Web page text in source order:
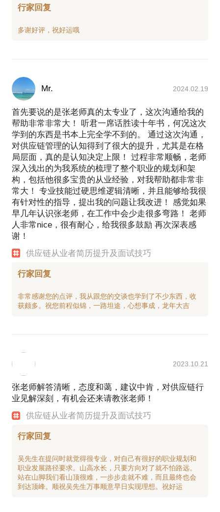
行家回复
Mr. 2024.02.19
首先要说的是张老师真的太专业了，这次沟通给我的
帮助非常非常大！ 听君一席话胜读十年书，何况这次
学到的东西是书本上完全学不到的。 通过这次沟通，
对供应链管理的认知得到了很大的提升，尤其是在格
局层面，真的是认知决定上限！ 过程非常顺畅，老师
深入浅出的为我系统的梳理了整个职业的规划和架
构，包括他很多宝贵的从业经验，对我帮助都非常非
常大！ 专业技能过硬思维逻辑清晰，并且能够给我很
有针对性的指导，提出我的问题让我改进！ 感觉如果
早几年认识张老师，在工作中会少走很多弯路！ 老师
人非常nice，很有耐心，给我很多鼓励 再次深表感
谢！
供应链从业者简历提升及面试技巧
行家回复
非常感谢您的点评，我从跟您的交谈也学到了不少东西，收
2023.10.21
张老师解答清晰，态度和蔼，建议中肯，对供应链行
业见解深刻，有机会还来请教张老师！
供应链从业者简历提升及面试技巧
行家回复
吴先生在提问时就觉得很专业，对自己有很好的职业规划和
职业发展路径要求。山高水长，只要方向对了就不怕路远。
站在山脚我们看山顶很难，一步步走就不难，而且最终也会